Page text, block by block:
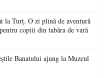
la Turț. O zi plină de aventură
copiii din tabăra de vară
Banatului ajung la Muzeul